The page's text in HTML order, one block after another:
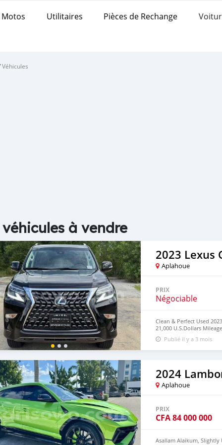
Motos Utilitaires Pièces de Rechange
Véhicules
véhicules à vendre
2023 Lexus
Aplahoue
PRIX
Négociable
Clean & Perfect Used
21,000 U.S.Dollars
efficiency, 4x4. Very
Shipment & Delivery with
: +33759805780
Publié il y a 3 mois
2024
Aplahoue
PRIX
CFA84 000 000
Asallam Alaikum, Slightly